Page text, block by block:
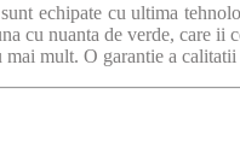
echipate cu ultima
cu nuanta de verde, care
mult. O garantie a